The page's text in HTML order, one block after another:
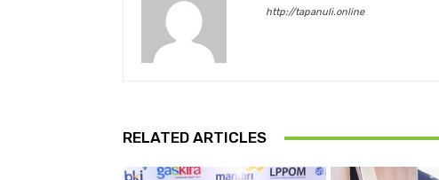
http://tapanuli.online
RELATED ARTICLES